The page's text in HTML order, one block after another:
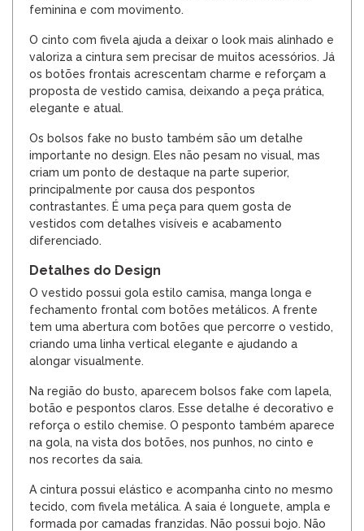
feminina e com movimento.
O cinto com fivela ajuda a deixar o look mais alinhado e
valoriza a cintura sem precisar de muitos acessórios. Já
os botões frontais acrescentam charme e reforçam a
proposta de vestido camisa, deixando a peça prática,
elegante e atual.
Os bolsos fake no busto também são um detalhe
importante no design. Eles não pesam no visual, mas
criam um ponto de destaque na parte superior,
principalmente por causa dos pespontos
contrastantes. É uma peça para quem gosta de
vestidos com detalhes visíveis e acabamento
diferenciado.
Detalhes do Design
O vestido possui gola estilo camisa, manga longa e
fechamento frontal com botões metálicos. A frente
tem uma abertura com botões que percorre o vestido,
criando uma linha vertical elegante e ajudando a
alongar visualmente.
Na região do busto, aparecem bolsos fake com lapela,
botão e pespontos claros. Esse detalhe é decorativo e
reforça o estilo chemise. O pesponto também aparece
na gola, na vista dos botões, nos punhos, no cinto e
nos recortes da saia.
A cintura possui elástico e acompanha cinto no mesmo
tecido, com fivela metálica. A saia é longuete, ampla e
formada por camadas franzidas. Não possui bojo. Não